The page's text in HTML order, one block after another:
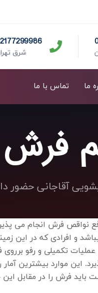
شرق
ما تماس با ما
فرش
آقاجانی حضور
نواقص فرش انجام می
و افرادی که در این
تکمیلی و رفو
این موارد بیشترین
باید فرش را در مقابل